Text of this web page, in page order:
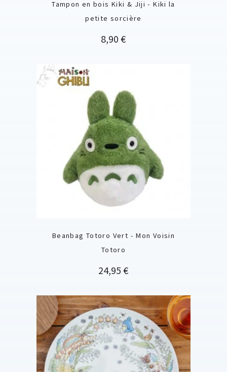
Tampon en bois Kiki & Jiji - Kiki la
petite sorcière
Prix
8,90 €
Beanbag Totoro Vert - Mon Voisin
Totoro
Prix
24,95 €